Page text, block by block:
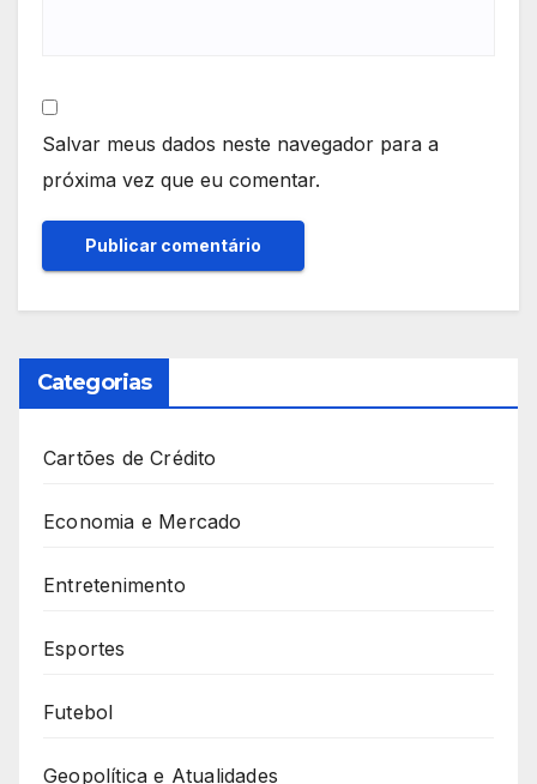
Salvar meus dados neste navegador para a
próxima vez que eu comentar.
Categorias
Cartões de Crédito
Economia e Mercado
Entretenimento
Esportes
Futebol
Geopolítica e Atualidades